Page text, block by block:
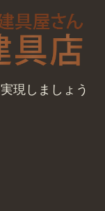
現しましょう